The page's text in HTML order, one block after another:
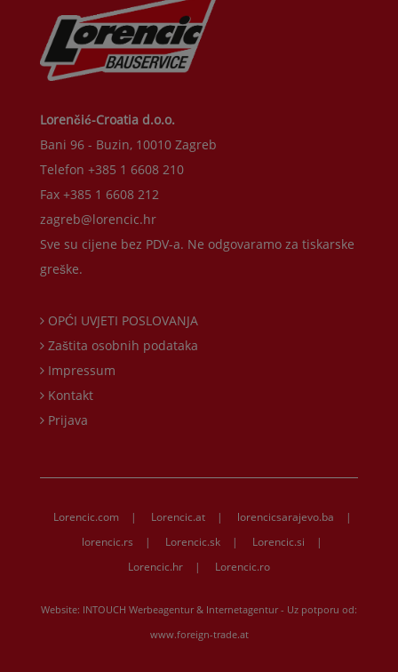
Lorenčić-Croatia d.o.o.
Bani 96 - Buzin, 10010 Zagreb
Telefon +385 1 6608 210
Fax +385 1 6608 212
zagreb@lorencic.hr
Sve su cijene bez PDV-a. Ne odgovaramo za tiskarske
greške.
OPĆI UVJETI POSLOVANJA
Zaštita osobnih podataka
Impressum
Kontakt
Prijava
Lorencic.com | Lorencic.at | lorencicsarajevo.ba
|
lorencic.rs
| Lorencic.sk | Lorencic.si
|
Lorencic.hr
| Lorencic.ro
Website: INTOUCH Werbeagentur & Internetagentur- Uz potporu od:
www.foreign-trade.at